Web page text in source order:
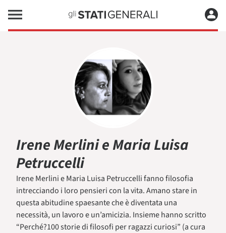
Irene Merlini e Maria Luisa
Petruccelli
Irene Merlini e Maria Luisa Petruccelli fanno filosofia
intrecciando i loro pensieri con la vita. Amano stare in
questa abitudine spaesante che è diventata una
necessità, un lavoro e un’amicizia. Insieme hanno scritto
“Perché?100 storie di filosofi per ragazzi curiosi” (a cura